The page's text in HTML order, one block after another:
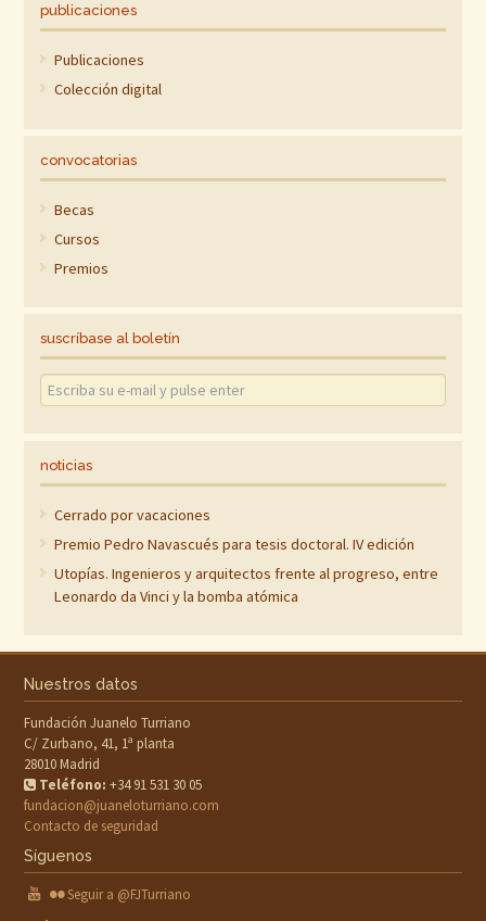
publicaciones
Publicaciones
Colección digital
convocatorias
Becas
Cursos
Premios
suscríbase al boletín
noticias
Cerrado por vacaciones
Premio Pedro Navascués para tesis doctoral. IV edición
Utopías. Ingenieros y arquitectos frente al progreso, entre
Leonardo da Vinci y la bomba atómica
Nuestros datos
Fundación Juanelo Turriano
C/ Zurbano, 41, 1ª planta
28010 Madrid
Teléfono: +34 91 531 30 05
fundacion@juaneloturriano.com
Contacto de seguridad
Síguenos
Seguir a @FJTurriano